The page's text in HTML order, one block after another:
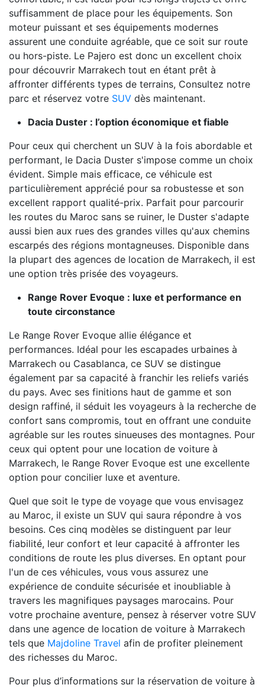
suffisamment de place pour les équipements. Son
moteur puissant et ses équipements modernes
assurent une conduite agréable, que ce soit sur route
ou hors-piste. Le Pajero est donc un excellent choix
pour découvrir Marrakech tout en étant prêt à
affronter différents types de terrains, Consultez notre
parc et réservez votre SUV dès maintenant.
Dacia Duster : l’option économique et fiable
Pour ceux qui cherchent un SUV à la fois abordable et
performant, le Dacia Duster s'impose comme un choix
évident. Simple mais efficace, ce véhicule est
particulièrement apprécié pour sa robustesse et son
excellent rapport qualité-prix. Parfait pour parcourir
les routes du Maroc sans se ruiner, le Duster s'adapte
aussi bien aux rues des grandes villes qu'aux chemins
escarpés des régions montagneuses. Disponible dans
la plupart des agences de location de Marrakech, il est
une option très prisée des voyageurs.
Range Rover Evoque : luxe et performance en
toute circonstance
Le Range Rover Evoque allie élégance et
performances. Idéal pour les escapades urbaines à
Marrakech ou Casablanca, ce SUV se distingue
également par sa capacité à franchir les reliefs variés
du pays. Avec ses finitions haut de gamme et son
design raffiné, il séduit les voyageurs à la recherche de
confort sans compromis, tout en offrant une conduite
agréable sur les routes sinueuses des montagnes. Pour
ceux qui optent pour une location de voiture à
Marrakech, le Range Rover Evoque est une excellente
option pour concilier luxe et aventure.
Quel que soit le type de voyage que vous envisagez
au Maroc, il existe un SUV qui saura répondre à vos
besoins. Ces cinq modèles se distinguent par leur
fiabilité, leur confort et leur capacité à affronter les
conditions de route les plus diverses. En optant pour
l'un de ces véhicules, vous vous assurez une
expérience de conduite sécurisée et inoubliable à
travers les magnifiques paysages marocains. Pour
votre prochaine aventure, pensez à réserver votre SUV
dans une agence de location de voiture à Marrakech
tels que Majdoline Travel afin de profiter pleinement
des richesses du Maroc.
Pour plus d’informations sur la réservation de voiture à